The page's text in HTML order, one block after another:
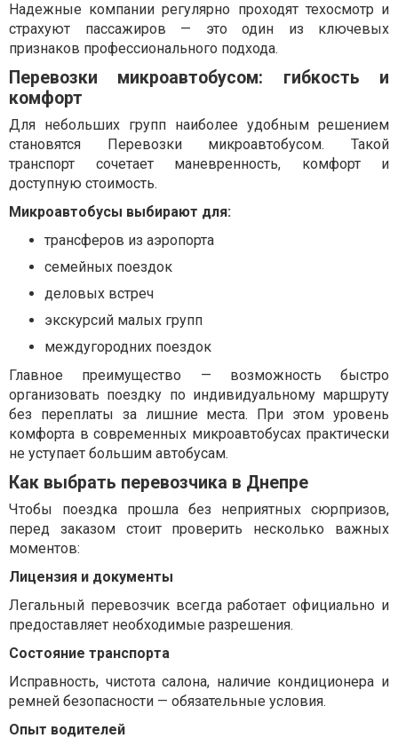
Надежные компании регулярно проходят техосмотр и
страхуют пассажиров — это один из ключевых
признаков профессионального подхода.
Перевозки микроавтобусом: гибкость и
комфорт
Для небольших групп наиболее удобным решением
становятся Перевозки микроавтобусом. Такой
транспорт сочетает маневренность, комфорт и
доступную стоимость.
Микроавтобусы выбирают для:
трансферов из аэропорта
семейных поездок
деловых встреч
экскурсий малых групп
междугородних поездок
Главное преимущество — возможность быстро
организовать поездку по индивидуальному маршруту
без переплаты за лишние места. При этом уровень
комфорта в современных микроавтобусах практически
не уступает большим автобусам.
Как выбрать перевозчика в Днепре
Чтобы поездка прошла без неприятных сюрпризов,
перед заказом стоит проверить несколько важных
моментов:
Лицензия и документы
Легальный перевозчик всегда работает официально и
предоставляет необходимые разрешения.
Состояние транспорта
Исправность, чистота салона, наличие кондиционера и
ремней безопасности — обязательные условия.
Опыт водителей